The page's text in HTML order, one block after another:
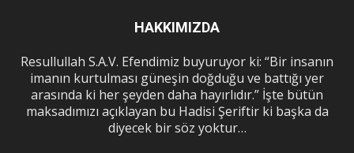
HAKKIMIZDA
Resullullah S.A.V. Efendimiz buyuruyor ki: “Bir insanın
imanın kurtulması güneşin doğduğu ve battığı yer
arasında ki her şeyden daha hayırlıdır.” İşte bütün
maksadımızı açıklayan bu Hadisi Şeriftir ki başka da
diyecek bir söz yoktur…